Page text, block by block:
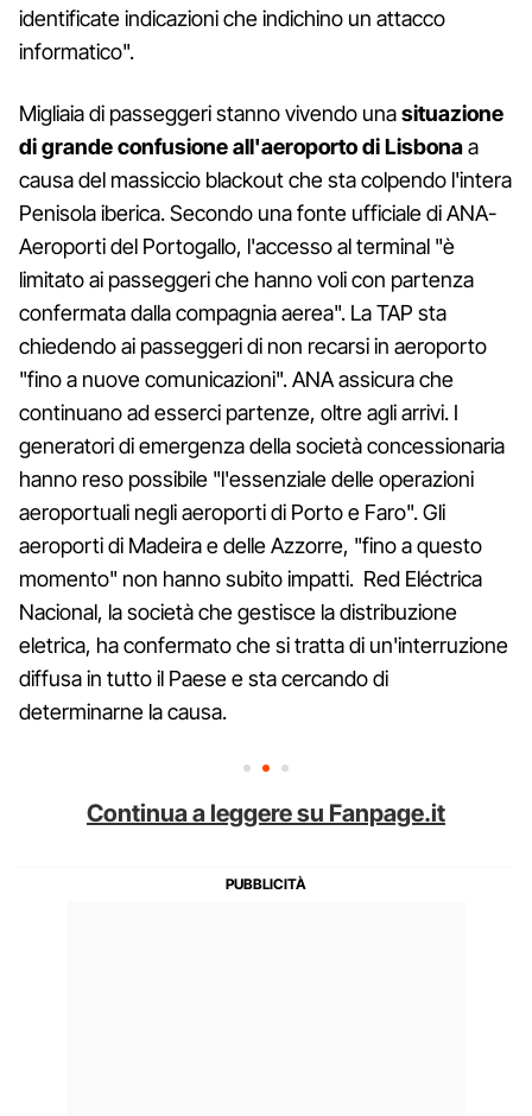
identificate indicazioni che indichino un attacco
informatico".
Migliaia di passeggeri stanno vivendo unasituazione
di grande confusione all'aeroporto di Lisbonaa
causa del massiccio blackout che sta colpendo l'intera
Penisola iberica. Secondo una fonte ufficiale di ANA-
Aeroporti del Portogallo, l'accesso al terminal "è
limitato ai passeggeri che hanno voli con partenza
confermata dalla compagnia aerea". La TAP sta
chiedendo ai passeggeri di non recarsi in aeroporto
"fino a nuove comunicazioni". ANA assicura che
continuano ad esserci partenze, oltre agli arrivi. I
generatori di emergenza della società concessionaria
hanno reso possibile "l'essenziale delle operazioni
aeroportuali negli aeroporti di Porto e Faro". Gli
aeroporti di Madeira e delle Azzorre, "fino a questo
momento" non hanno subito impatti. Red Eléctrica
Nacional, la società che gestisce la distribuzione
eletrica, ha confermato che si tratta di un'interruzione
diffusa in tutto il Paese e sta cercando di
determinarne la causa.
Continua a leggere su Fanpage.it